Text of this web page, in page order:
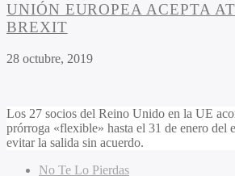
UNIÓN EUROPEA ACEPTA
BREXIT
28 octubre, 2019
Los 27 socios del Reino Unido en la UE
prórroga «flexible» hasta el 31 de enero del
evitar la salida sin acuerdo.
No Te Lo Pierdas